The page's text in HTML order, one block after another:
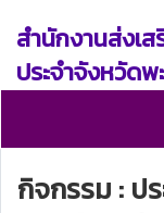
สำนักงานส่งเส
ประจำจังหวัดพ
กิจกรรม : ป